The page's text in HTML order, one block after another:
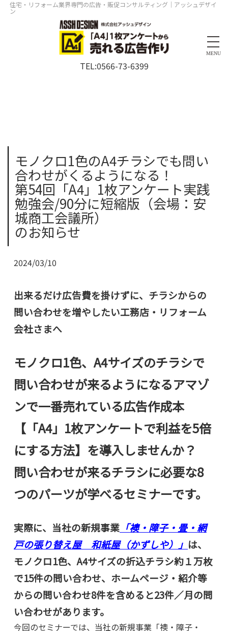
住宅・リフォーム業界専門の広告・販促コンサルティング｜アッシュデザイ
ン
MENU
TEL:0566-73-6399
モノクロ1色のA4チラシでも問い
合わせがくるようになる！
第54回「A4」1枚アンケート実践
勉強会/90分に短縮版（会場：安
城商工会議所）
のお知らせ
2024/03/10
出来るだけ広告費を掛けずに、チラシからの
問い合わせを増やしたい工務店・リフォーム
会社さまへ
モノクロ1色、A4サイズのチラシで
問い合わせが来るようになるアマゾ
ンで一番売れている広告作成本
【「A4」1枚アンケートで利益を5倍
にする方法】を導入しませんか？
問い合わせが来るチラシに必要な8
つのパーツが学べるセミナーです。
実際に、当社の新規事業 「襖・障子・畳・網
戸の張り替え屋 和紙屋（かずしや）」 は、
モノクロ1色、A4サイズの折込チラシ約１万枚
で15件の問い合わせ、ホームページ・紹介等
からの問い合わせ8件を含めると23件／月の問
い合わせがあります。
今回のセミナーでは、当社の新規事業「襖・障子・